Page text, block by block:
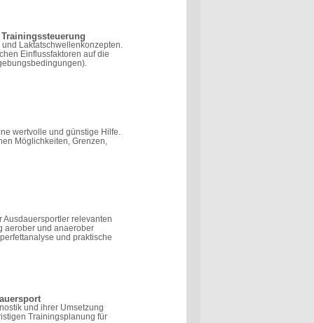
Laktatschwellenkonzepten.
Einflussfaktoren auf die
wertvolle und günstige Hilfe.
Möglichkeiten, Grenzen,
Ausdauersportler relevanten
aerober und anaerober
und praktische
und ihrer Umsetzung
Trainingsplanung für